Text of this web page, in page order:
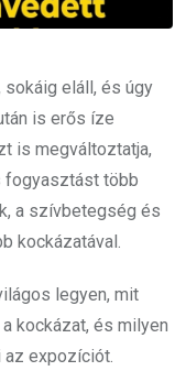
eláll, és úgy
is erős íze
is megváltoztatja,
fogyasztást több
a szívbetegség és
kockázatával.
legyen, mit
kockázat, és milyen
expozíciót.